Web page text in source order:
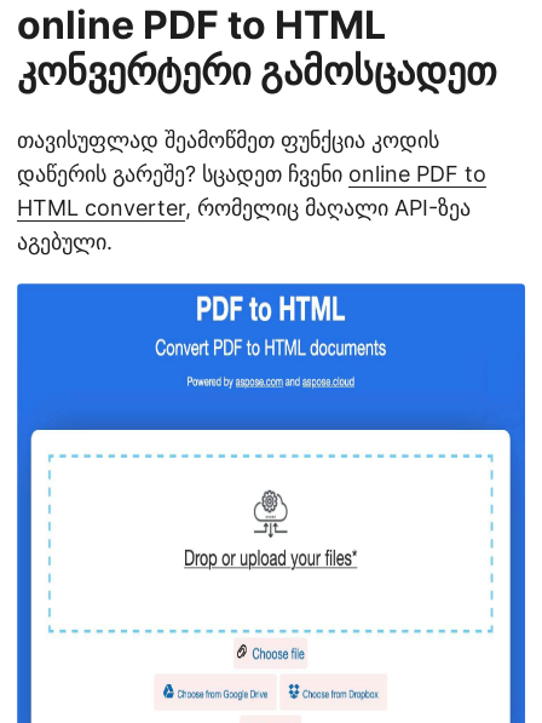
online PDF to HTML
კონვერტერი გამოსცადეთ
თავისუფლად შეამოწმეთ ფუნქცია კოდის
დაწერის გარეშე? სცადეთ ჩვენი online PDF to
HTML converter, რომელიც მაღალი API-ზეა
აგებული.